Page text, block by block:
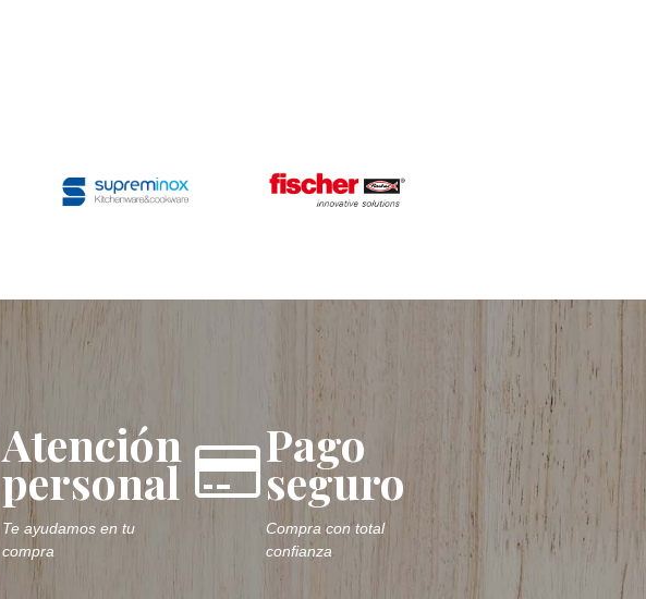
Atención
personal
Te ayudamos en tu
compra
Pago
seguro
Compra con total
confianza